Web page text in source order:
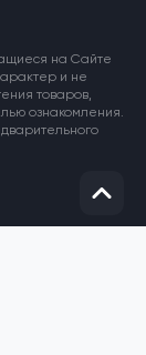
на Сайте
и не
товаров,
ознакомления.